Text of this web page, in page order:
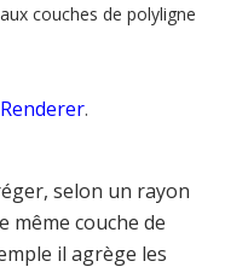
couches de polyligne
Renderer.
selon un rayon
même couche de
il agrège les